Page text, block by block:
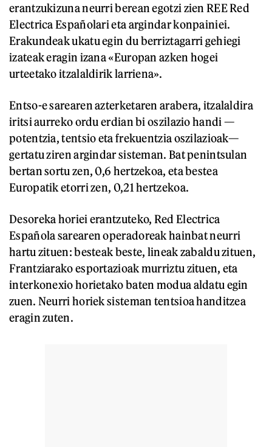
erantzukizuna neurri berean egotzi zien REE Red
Electrica Españolari eta argindar konpainiei.
Erakundeak ukatu egin du berriztagarri gehiegi
izateak eragin izana «Europan azken hogei
urteetako itzalaldirik larriena».
Entso-e sarearen azterketaren arabera, itzalaldira
iritsi aurreko ordu erdian bi oszilazio handi —
potentzia, tentsio eta frekuentzia oszilazioak—
gertatu ziren argindar sisteman. Bat penintsulan
bertan sortu zen, 0,6 hertzekoa, eta bestea
Europatik etorri zen, 0,21 hertzekoa.
Desoreka horiei erantzuteko, Red Electrica
Española sarearen operadoreak hainbat neurri
hartu zituen: besteak beste, lineak zabaldu zituen,
Frantziarako esportazioak murriztu zituen, eta
interkonexio horietako baten modua aldatu egin
zuen. Neurri horiek sisteman tentsioa handitzea
eragin zuten.